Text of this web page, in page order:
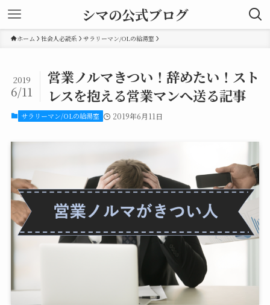
シマの公式ブログ
ホーム 社会人必読系 サラリーマン/OLの給湯室
営業ノルマきつい！辞めたい！スト
レスを抱える営業マンへ送る記事
2019
6/11
サラリーマン/OLの給湯室 2019年6月11日